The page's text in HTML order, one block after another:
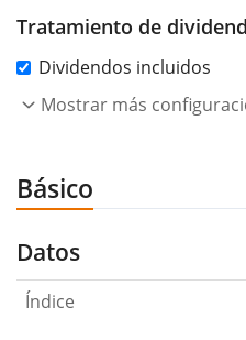
Tratamiento de
Dividendos incluidos
Mostrar más
Básico
Datos
Índice